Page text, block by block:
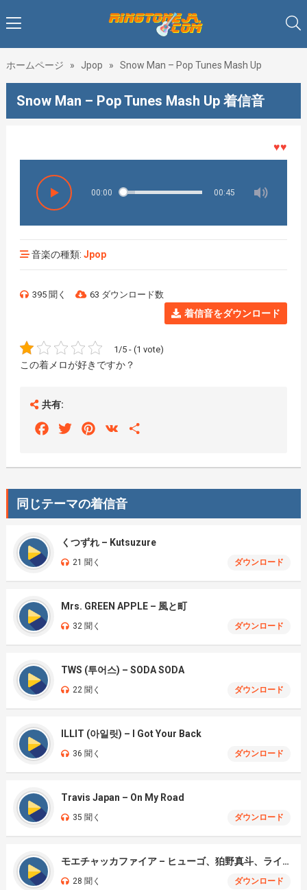
ホームページ » Jpop » Snow Man – Pop Tunes Mash Up
Snow Man – Pop Tunes Mash Up 着信音
♥♥♥着メ
00:00 00:45
音楽の種類: Jpop
395 聞く 63 ダウンロード数
着信音をダウンロード
1/5 - (1 vote)
この着メロが好きですか？
共有:
FacebookTwitterPinterest
VK
同じテーマの着信音
くつずれ – Kutsuzure
21 聞く ダウンロード
Mrs. GREEN APPLE – 風と町
32 聞く ダウンロード
TWS (투어스) – SODA SODA
22 聞く ダウンロード
ILLIT (아일릿) – I Got Your Back
36 聞く ダウンロード
Travis Japan – On My Road
35 聞く ダウンロード
モエチャッカファイア – ヒューゴ、狛野真斗、ライト、セヴェリアン (Cover )
28 聞く ダウンロード